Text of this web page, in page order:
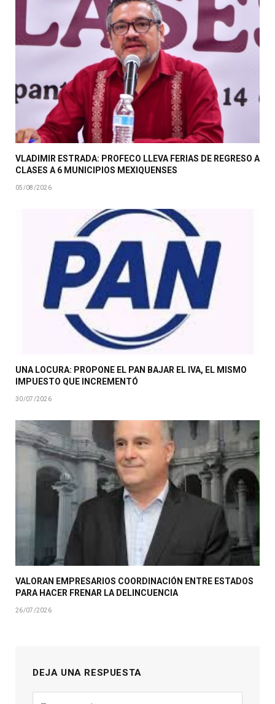
VLADIMIR ESTRADA: PROFECO LLEVA FERIAS DE REGRESO A
CLASES A 6 MUNICIPIOS MEXIQUENSES
05/08/2026
UNA LOCURA: PROPONE EL PAN BAJAR EL IVA, EL MISMO
IMPUESTO QUE INCREMENTÓ
30/07/2026
VALORAN EMPRESARIOS COORDINACIÓN ENTRE ESTADOS
PARA HACER FRENAR LA DELINCUENCIA
26/07/2026
DEJA UNA RESPUESTA